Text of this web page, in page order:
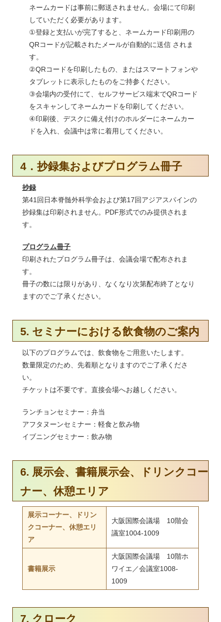
ネームカードは事前に郵送されません。会場にて印刷
していただく必要があります。
①登録と支払いが完了すると、ネームカード印刷用の
QRコードが記載されたメールが自動的に送信 されま
す。
②QRコードを印刷したもの、またはスマートフォンや
タブレットに表示したものをご持参ください。
③会場内の受付にて、セルフサービス端末でQRコード
をスキャンしてネームカードを印刷してください。
④印刷後、デスクに備え付けのホルダーにネームカー
ドを入れ、会議中は常に着用してください。
4．抄録集およびプログラム冊子
抄録
第41回日本脊髄外科学会および第17回アジアスパインの
抄録集は印刷されません。PDF形式でのみ提供されま
す。
プログラム冊子
印刷されたプログラム冊子は、会議会場で配布されま
す。
冊子の数には限りがあり、なくなり次第配布終了となり
ますのでご了承ください。
5. セミナーにおける飲食物のご案内
以下のプログラムでは、飲食物をご用意いたします。
数量限定のため、先着順となりますのでご了承くださ
い。
チケットは不要です。直接会場へお越しください。
ランチョンセミナー：弁当
アフタヌーンセミナー：軽食と飲み物
イブニングセミナー：飲み物
6. 展示会、書籍展示会、ドリンクコー
ナー、休憩エリア
展示コーナー、ドリン
クコーナー、休憩エリ
ア
大阪国際会議場 10階会
議室1004-1009
書籍展示
大阪国際会議場 10階ホ
ワイエ／会議室1008-
1009
7. クローク